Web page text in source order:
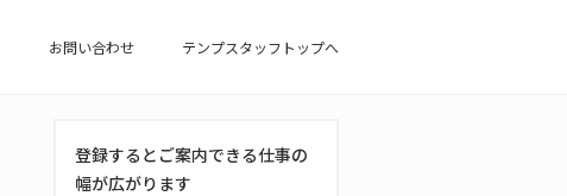
お問い合わせ テンプスタッフトップへ
登録するとご案内できる仕事の
幅が広がります